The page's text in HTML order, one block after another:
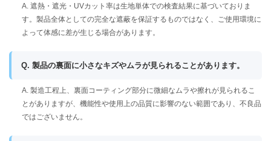
A. 遮熱・遮光・UVカット率は生地単体での検査結果に基づいておりま
す。製品全体としての完全な遮蔽を保証するものではなく、ご使用環境に
よって体感に差が生じる場合があります。
Q. 製品の裏面に小さなキズやムラが見られることがあります。
A. 製造工程上、裏面コーティング部分に微細なムラや擦れが見られるこ
とがありますが、機能性や使用上の品質に影響のない範囲であり、不良品
ではございません。